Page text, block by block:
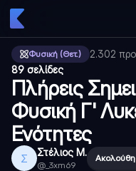
Φυσική (Θετ.) 2.302
89 σελίδες
Πλήρεις
Φυσική Γ'
Ενότητες
Σ Στέλιος Μ.
@ _3xm69